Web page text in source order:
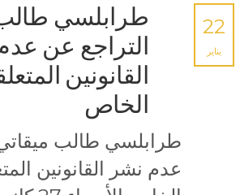
22
يناير
طرابلسي
التراجع عن
القانونين
الخاص
طرابلسي طالب
عدم نشر القانونين